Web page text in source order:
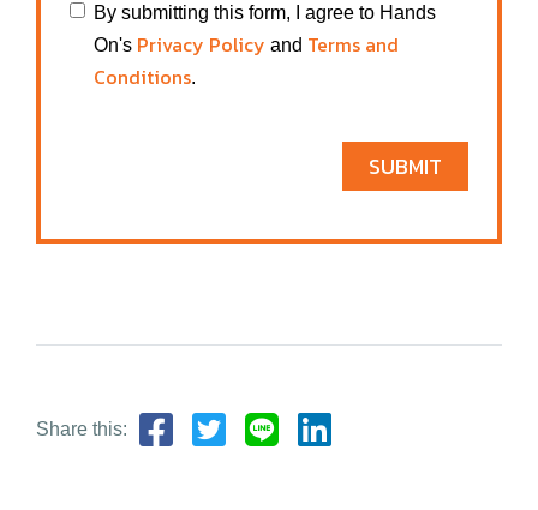
By submitting this form, I agree to Hands
On's Privacy Policy and Terms and
Conditions.
SUBMIT
Share this: